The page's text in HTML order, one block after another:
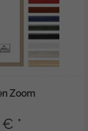
Zoom
€ *